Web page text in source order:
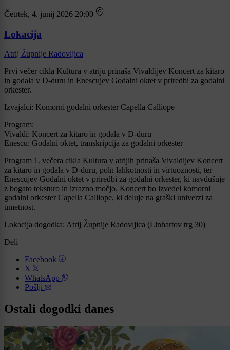
Četrtek, 4. junij 2026 20:00
Lokacija
Atrij Župnije Radovljica
Prvi večer cikla Kultura v atriju prinaša Vivaldijev Koncert za kitaro
in godala v D-duru in Enescujev Godalni oktet v priredbi za godalni
orkester.
Izvajalci: Komorni godalni orkester Capella Calliope
Program:
Vivaldi: Koncert za kitaro in godala v D-duru
Enescu: Godalni oktet, transkripcija za godalni orkester
Program 1. večera cikla Kultura v atrijih prinaša Vivaldijev Koncert
za kitaro in godala v D-duru, poln lahkotnosti in virtuoznosti, ter
Enescujev Godalni oktet v priredbi za godalni orkester, ki navdušuje
z bogato teksturo in izrazno močjo. Koncert bo izvedel komorni
godalni orkester Capella Calliope, ki deluje na graški univerzi za
umetnost.
Lokacija dogodka: Atrij Župnije Radovljica (Linhartov trg 30)
Deli
Facebook
X
WhatsApp
Pošlji
Ostali dogodki danes